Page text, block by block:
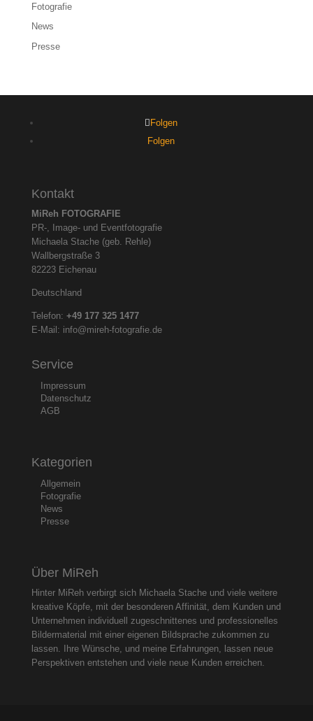
Fotografie
News
Presse
Folgen
Folgen
Kontakt
MiReh FOTOGRAFIE
PR-, Image- und Eventfotografie
Michaela Stache (geb. Rehle)
Wallbergstraße 3
82223 Eichenau
Deutschland
Telefon: +49 177 325 1477
E-Mail: info@mireh-fotografie.de
Service
Impressum
Datenschutz
AGB
Kategorien
Allgemein
Fotografie
News
Presse
Über MiReh
Hinter MiReh verbirgt sich Michaela Stache und viele weitere
kreative Köpfe, mit der besonderen Affinität, dem Kunden und
Unternehmen individuell zugeschnittenes und professionelles
Bildermaterial mit einer eigenen Bildsprache zukommen zu
lassen. Ihre Wünsche, und meine Erfahrungen, lassen neue
Perspektiven entstehen und viele neue Kunden erreichen.